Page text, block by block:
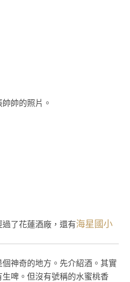
帥的照片。
了花蓮酒廠，還有海星國小
神奇的地方。先介紹酒。其實
啤。但沒有號稱的水蜜桃香